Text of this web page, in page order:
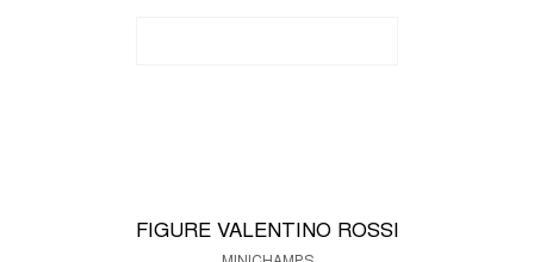
FIGURE VALENTINO ROSSI